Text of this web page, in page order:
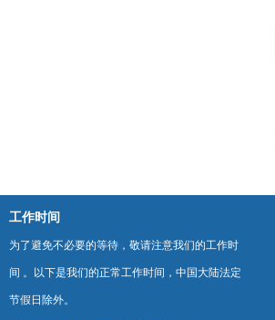
工作时间
为了避免不必要的等待，敬请注意我们的工作时
间 。以下是我们的正常工作时间，中国大陆法定
节假日除外。